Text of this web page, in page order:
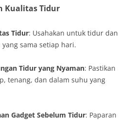
Kualitas Tidur
Tidur: Usahakan untuk tidur dan
sama setiap hari.
Tidur yang Nyaman: Pastikan
tenang, dan dalam suhu yang
Gadget Sebelum Tidur: Paparan